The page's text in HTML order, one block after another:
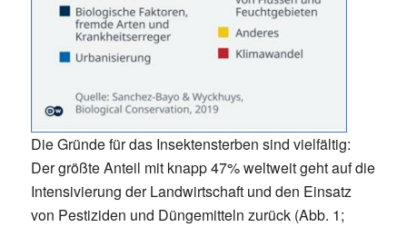
Die Gründe für das Insektensterben sind vielfältig:
Der größte Anteil mit knapp 47% weltweit geht auf die
Intensivierung der Landwirtschaft und den Einsatz
von Pestiziden und Düngemitteln zurück (Abb. 1;